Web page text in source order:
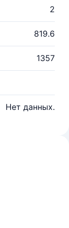
2
819.6
1357
Нет данных.